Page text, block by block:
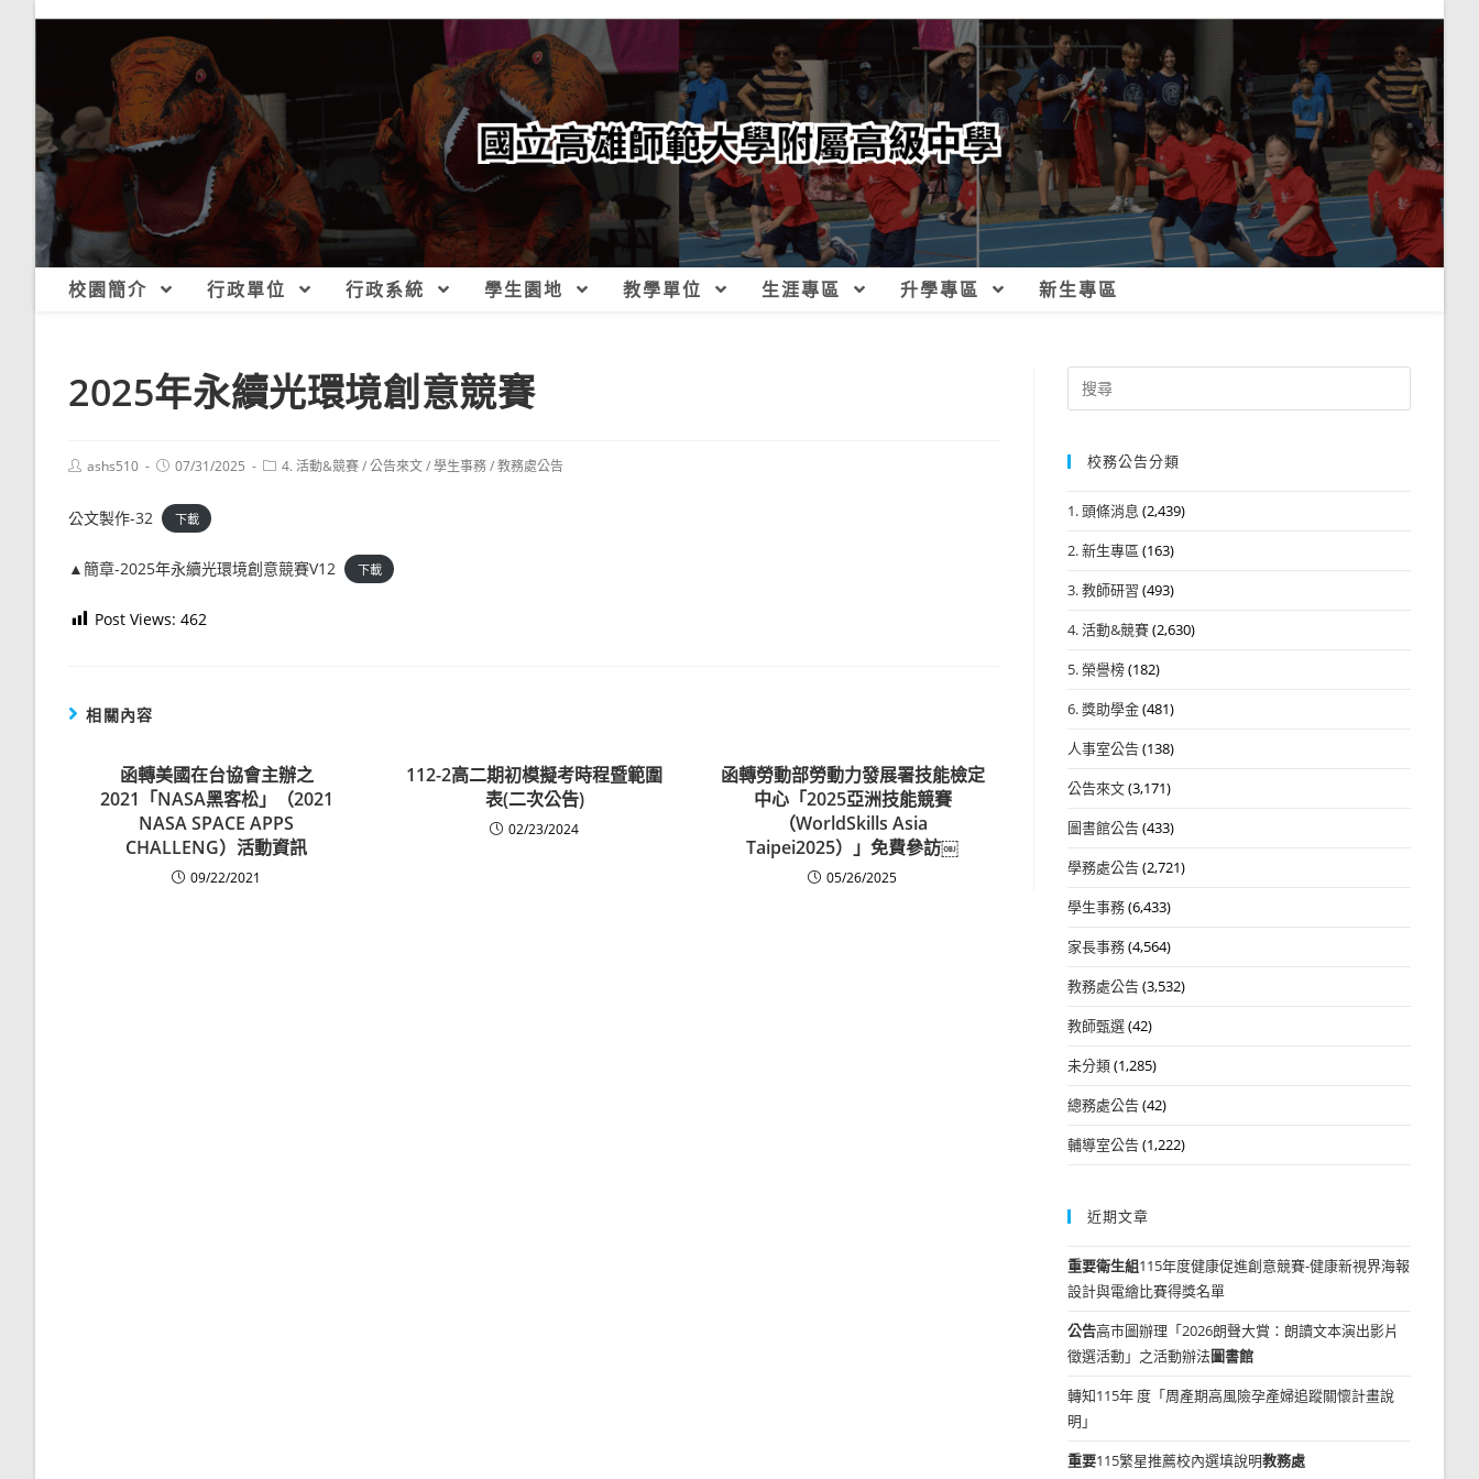
校園簡介 行政單位 行政系統 學生園地 教學單位 生涯專區 升學專區 新生專區
2025年永續光環境創意競賽
Postashs510
Post07/31/2025
Post4. 活動&競賽/公告來文/學生事務/教務處公告
公文製作-32 下載
▲簡章-2025年永續光環境創意競賽V12 下載
Post Views: 462
相關內容
函轉美國在台協會主辦之
2021「NASA黑客松」（2021
NASA SPACE APPS
CHALLENG）活動資訊
09/22/2021
112-2高二期初模擬考時程暨範圍
表(二次公告)
02/23/2024
函轉勞動部勞動力發展署技能檢定
中心「2025亞洲技能競賽
（WorldSkills Asia
Taipei2025）」免費參訪￼
05/26/2025
Search
for:
校務公告分類
1. 頭條消息 (2,439)
2. 新生專區 (163)
3. 教師研習 (493)
4. 活動&競賽(2,630)
5. 榮譽榜(182)
6. 獎助學金(481)
人事室公告(138)
公告來文(3,171)
圖書館公告(433)
學務處公告(2,721)
學生事務(6,433)
家長事務(4,564)
教務處公告(3,532)
教師甄選(42)
未分類(1,285)
總務處公告(42)
輔導室公告(1,222)
近期文章
重要衛生組115年度健康促進創意競賽-健康新視界海報
設計與電繪比賽得獎名單
公告高市圖辦理「2026朗聲大賞：朗讀文本演出影片
徵選活動」之活動辦法圖書館
轉知115年 度「周產期高風險孕產婦追蹤關懷計畫說
明」
重要115繁星推薦校內選填說明教務處